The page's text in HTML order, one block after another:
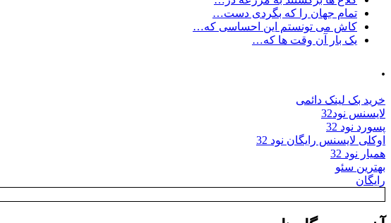
تمام جهان را که بگردی دست…
کاش می تونستم این احساسی که…
یک بار آن وقت ها که…
.
خرید بک لینک دائمی
لایسنس نود32
پسورد نود 32
اوکلی لایسنس رایگان نود 32
همیار نود 32
بهترین سئو
رایگان